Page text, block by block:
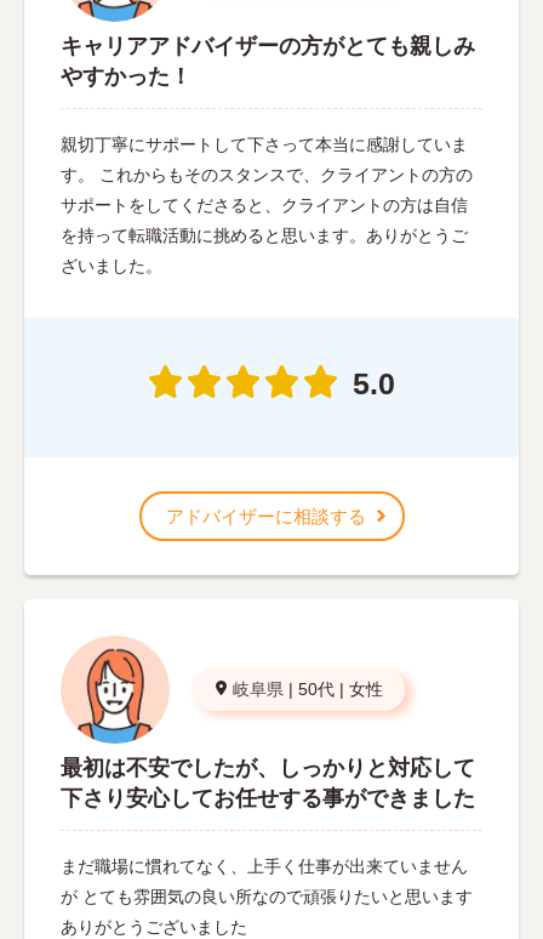
キャリアアドバイザーの方がとても親しみ
やすかった！
親切丁寧にサポートして下さって本当に感謝していま
す。 これからもそのスタンスで、クライアントの方の
サポートをしてくださると、クライアントの方は自信
を持って転職活動に挑めると思います。ありがとうご
ざいました。
5.0
アドバイザーに相談する
岐阜県 | 50代 | 女性
最初は不安でしたが、しっかりと対応して
下さり安心してお任せする事ができました
まだ職場に慣れてなく、上手く仕事が出来ていません
が とても雰囲気の良い所なので頑張りたいと思います
ありがとうございました